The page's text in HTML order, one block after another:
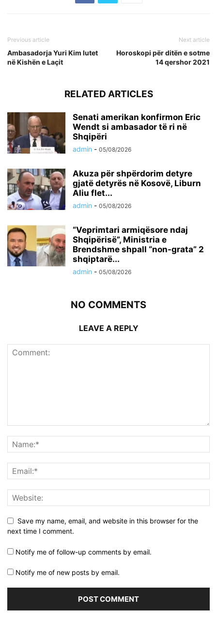
Previous article
Ambasadorja Yuri Kim lutet
në Kishën e Laçit
Next article
Horoskopi për ditën e sotme
14 qershor 2021
RELATED ARTICLES
Senati amerikan konfirmon Eric
Wendt si ambasador të ri në
Shqipëri
admin - 05/08/2026
Akuza për shpërdorim detyre
gjatë detyrës në Kosovë, Liburn
Aliu flet...
admin - 05/08/2026
“Veprimtari armiqësore ndaj
Shqipërisë”, Ministria e
Brendshme shpall “non-grata” 2
shqiptarë...
admin - 05/08/2026
NO COMMENTS
LEAVE A REPLY
Save my name, email, and website in this browser for the
next time I comment.
Notify me of follow-up comments by email.
Notify me of new posts by email.